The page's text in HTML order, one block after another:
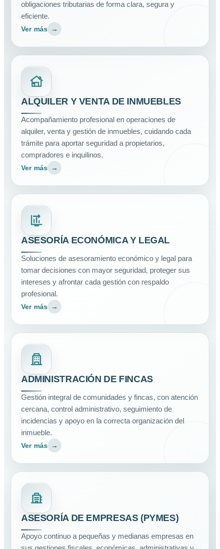
obligaciones tributarias de forma clara, segura y
eficiente.
Ver más →
ALQUILER Y VENTA DE INMUEBLES
Acompañamiento profesional en operaciones de
alquiler, venta y gestión de inmuebles, cuidando cada
trámite para aportar seguridad a propietarios,
compradores e inquilinos.
Ver más →
ASESORÍA ECONÓMICA Y LEGAL
Soluciones de asesoramiento económico y legal para
tomar decisiones con mayor seguridad, proteger sus
intereses y afrontar cada gestión con respaldo
profesional.
Ver más →
ADMINISTRACIÓN DE FINCAS
Gestión integral de comunidades y fincas, con atención
cercana, control administrativo, seguimiento de
incidencias y apoyo en la correcta organización del
inmueble.
Ver más →
ASESORÍA DE EMPRESAS (PYMES)
Apoyo continuo a pequeñas y medianas empresas en